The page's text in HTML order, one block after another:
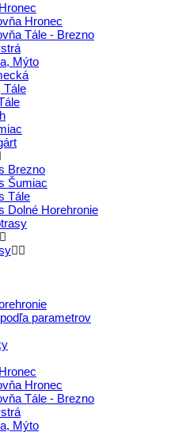
Hronec
Tále - Brezno
Mýto
Tále
Brezno
Šumiac
Tále
Dolné Horehronie
parametrov
Hronec
Tále - Brezno
Mýto